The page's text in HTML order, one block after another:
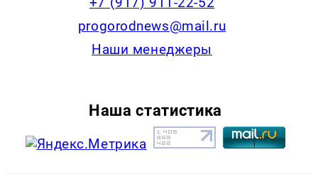
progorodnews@mail.ru
Наши менеджеры
Наша статистика